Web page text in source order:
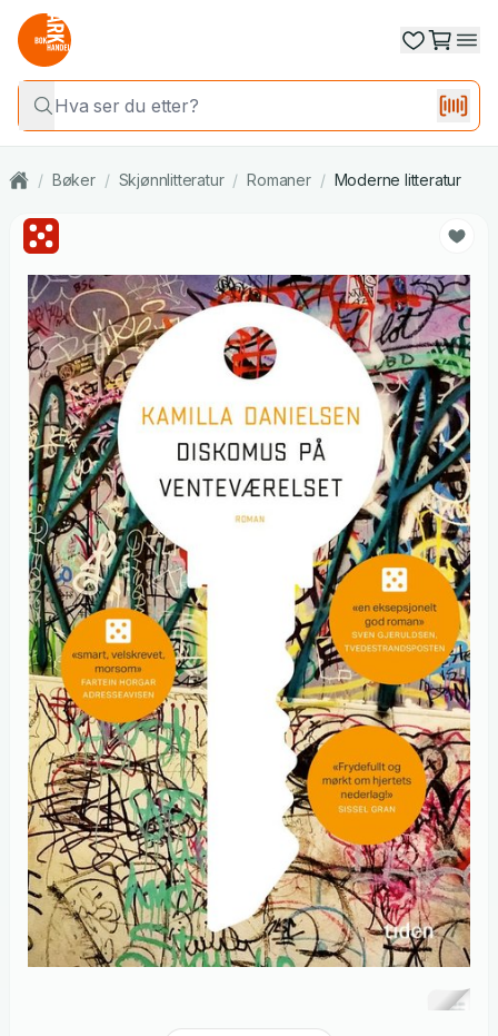
/ Bøker / Skjønnlitteratur / Romaner / Moderne litteratur